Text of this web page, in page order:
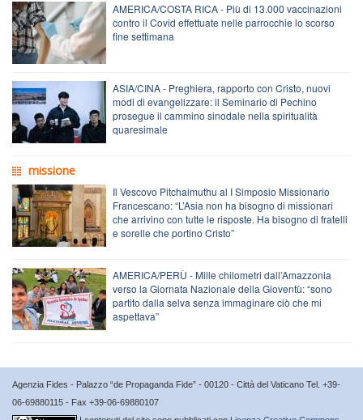
AMERICA/COSTA RICA - Più di 13.000 vaccinazioni
contro il Covid effettuate nelle parrocchie lo scorso
fine settimana
ASIA/CINA - Preghiera, rapporto con Cristo, nuovi
modi di evangelizzare: il Seminario di Pechino
prosegue il cammino sinodale nella spiritualità
quaresimale
missione
Il Vescovo Pitchaimuthu al I Simposio Missionario
Francescano: “L’Asia non ha bisogno di missionari
che arrivino con tutte le risposte. Ha bisogno di fratelli
e sorelle che portino Cristo”
AMERICA/PERÙ - Mille chilometri dall’Amazzonia
verso la Giornata Nazionale della Gioventù: “sono
partito dalla selva senza immaginare ciò che mi
aspettava”
Agenzia Fides - Palazzo “de Propaganda Fide” - 00120 - Città del Vaticano Tel. +39-
06-69880115 - Fax +39-06-69880107